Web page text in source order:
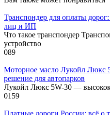
Транспондер для оплаты
лиц и ИП
Что такое транспондер
устройство
089
Моторное масло Лукойл Люкс
решение для автопарков
Лукойл Люкс 5W-30 —
0159